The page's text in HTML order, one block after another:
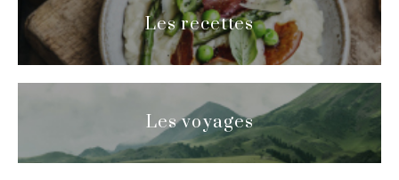
Les recettes
Les voyages